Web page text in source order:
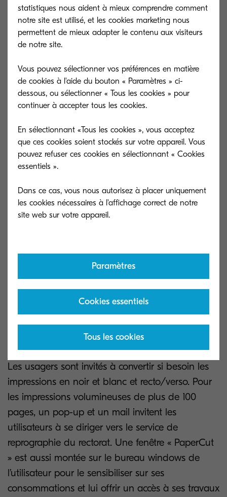
tous les sites.
La première vague a permis d’installer 25
convergence avec le SI académique, les
utilisateurs s’authentifient sur le système
d’impression de leur choix avec leur identifiant
Une expérimentation est en cours, avec un
accompagnement spécifique de Kyocera, pour
(smartphone, clé interne, carte bancaire...).
L’impression sécurisée à partir des anciennes
applications métiers (monde UNIX)
impressions locales modestes. Il sera réduit
progressivement. Le ratio d’un équipement
d’impression pour six utilisateurs, prévu dans le «
atteint. Une politique d’impression responsable a
également été définie.
Les usagers sont invités à convertir si besoin les
impressions en noir et blanc et recto/verso. Pour
les impressions volumineuses de plus de 100
pages, un pop-up et un mail invitent les
utilisateurs à se diriger vers le service de
reprographie du rectorat. Une fenêtre « PaperCut
» est aussi montée sur le bureau windows de
l’utilisateur pour le sensibiliser sur ses
consommations et lui offrir un accès à ses travaux
statistiques nous aident à mieux comprendre comment
notre site est utilisé, et les cookies marketing nous
permettent de mieux adapter le contenu aux visiteurs
de notre site.
Vous pouvez sélectionner vos préférences en matière
de cookies à l'aide du bouton « Paramètres » ci-
dessous, ou sélectionner « Tous les cookies » pour
continuer à accepter tous les cookies.
En sélectionnant «Tous les cookies », vous acceptez
que ces cookies soient stockés sur votre appareil. Vous
pouvez refuser ces cookies en sélectionnant « Cookies
essentiels ».
Dans ce cas, vous nous autorisez à placer uniquement
les cookies nécessaires à l'affichage correct de notre
Paramètres
Cookies essentiels
Tous les cookies